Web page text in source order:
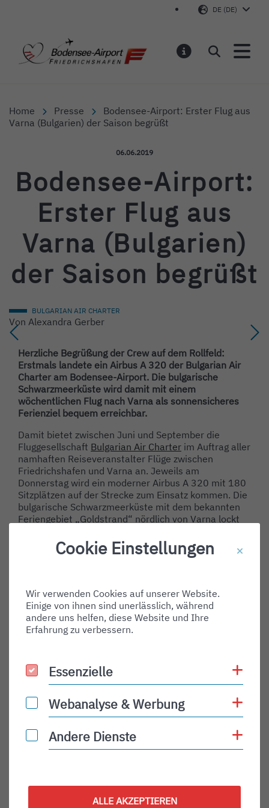
DE (DE)
Bodensee-Airport
Suchen
Home Presse
Bodensee-Airport: Erster Flug aus
Varna (Bulgarien) der Saison begrüßt
Veröffentlicht am:
06.06.2019
Bodensee-Airport:
Erster Flug aus
Varna (Bulgarien)
der Saison begrüßt
BULGARIAN AIR CHARTER
Von Alexandra Gerber
Herzliche Begrüßung der Crew auf dem Rollfeld:
Erstmals landete ein Airbus A 320 der Bulgarian Air
Charter am Bodensee-Airport. Die bulgarische
Schwarzmeerküste wird damit mit einem
wöchentlichen Flug nach Varna als sonnensicheres
Ferienziel bequem erreichbar.
Damit bietet zwischen Juni und September die
Fluggesellschaft Bulgarian Air Charter im Auftrag aller
namhaften Reiseveranstalter Flüge zwischen
Friedrichshafen und Varna an. Jeweils am
Donnerstag wird ein moderner Airbus A 320 mit 180
Sitzplätzen auf der Strecke zum Einsatz kommen. Die
bulgarische Schwarzmeerküste mit dem bekannten
Feriengebiet „Goldstrand“ nördlich von Varna lockt
Badebuchten und dem warmen Klima.
Reiseportale möglich.
Teile Presse: Teilen auf Xing
Teilen
Titel für Presse
SUN-AIR feiert einjähriges Jubiläum in Friedrichshafen mit 239-EUR-Return-Tickets
Cookie Einstellungen
Wir verwenden Cookies auf unserer Website.
Einige von ihnen sind unerlässlich, während
andere uns helfen, diese Website und Ihre
Erfahrung zu verbessern.
Essenzielle
Essenzielle
Webanalyse & Werbung
Webanalyse & Werbung
Andere Dienste
Andere Dienste
ALLE AKZEPTIEREN